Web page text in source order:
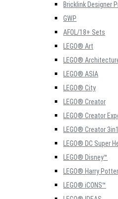
Bricklink Designer
GWP
AFOL/18+ Sets
LEGO® Art
LEGO®
LEGO® ASIA
LEGO® City
LEGO® Creator
LEGO® Creator
LEGO® Creator 3in1
LEGO® DC Super
LEGO® Disney™
LEGO® Harry
LEGO® iCONS™